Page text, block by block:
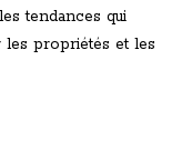
tendances qui
les propriétés et les